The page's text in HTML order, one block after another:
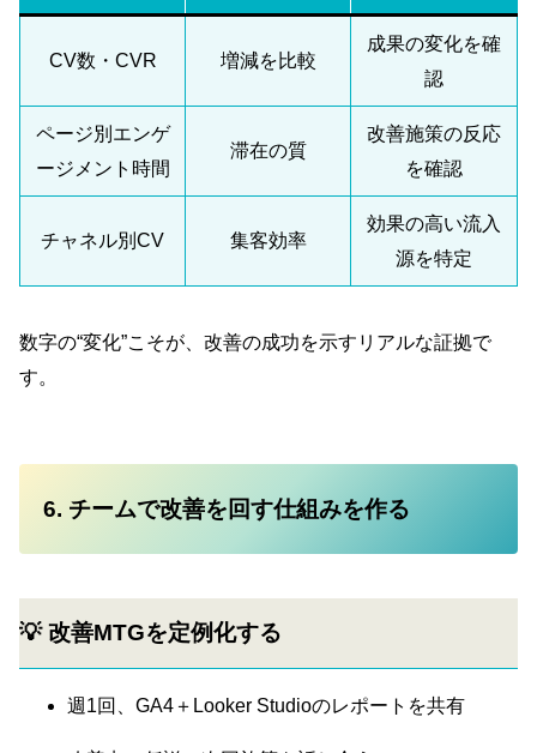
CV数・CVR 増減を比較
成果の変化を確
認
ページ別エンゲ
ージメント時間
滞在の質
改善施策の反応
を確認
チャネル別CV 集客効率
効果の高い流入
源を特定
数字の“変化”こそが、改善の成功を示すリアルな証拠で
す。
6. チームで改善を回す仕組みを作る
💡 改善MTGを定例化する
週1回、GA4＋Looker Studioのレポートを共有